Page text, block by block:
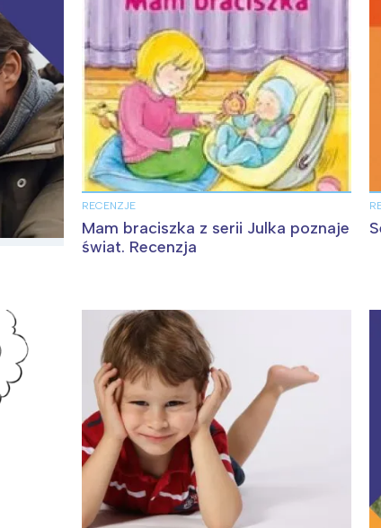
RECENZJE
Mam braciszka z serii Julka poznaje
świat. Recenzja